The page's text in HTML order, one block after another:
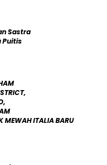
Sastra
Puitis
MEWAH ITALIA BARU